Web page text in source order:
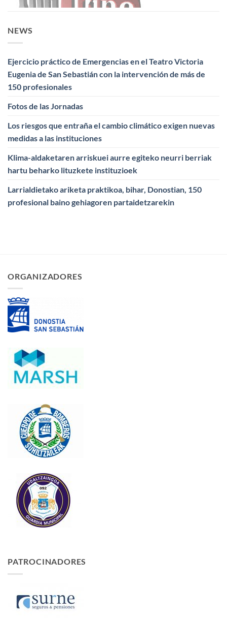
NEWS
Ejercicio práctico de Emergencias en el Teatro Victoria
Eugenia de San Sebastián con la intervención de más de
150 profesionales
Fotos de las Jornadas
Los riesgos que entraña el cambio climático exigen nuevas
medidas a las instituciones
Klima-aldaketaren arriskuei aurre egiteko neurri berriak
hartu beharko lituzkete instituzioek
Larrialdietako ariketa praktikoa, bihar, Donostian, 150
profesional baino gehiagoren partaidetzarekin
ORGANIZADORES
PATROCINADORES